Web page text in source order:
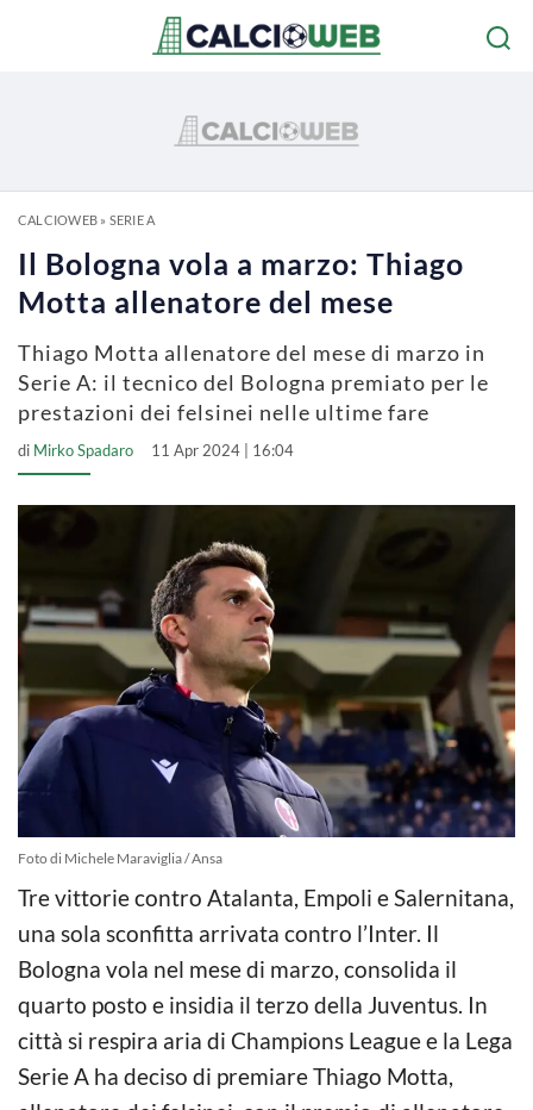
CALCIOWEB» SERIE A
Il Bologna vola a marzo: Thiago
Motta allenatore del mese
Thiago Motta allenatore del mese di marzo in
Serie A: il tecnico del Bologna premiato per le
prestazioni dei felsinei nelle ultime fare
di Mirko Spadaro 11 Apr 2024 | 16:04
Foto di Michele Maraviglia / Ansa
Tre vittorie contro Atalanta, Empoli e Salernitana,
una sola sconfitta arrivata contro l’Inter. Il
Bologna vola nel mese di marzo, consolida il
quarto posto e insidia il terzo della Juventus. In
città si respira aria di Champions League e la Lega
Serie A ha deciso di premiare Thiago Motta,